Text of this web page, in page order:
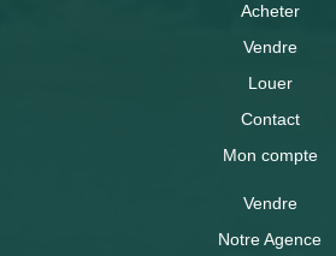
Acheter
Vendre
Louer
Contact
Mon compte
Vendre
Notre Agence